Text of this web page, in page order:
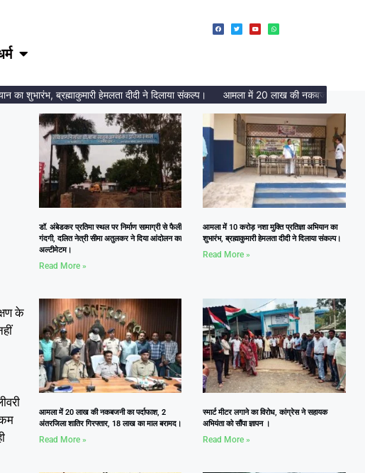
ब्रह्माकुमारी हेमलता दीदी ने दिलाया संकल्प। आमला में 20 लाख की नकबजनी का पर्दाफाश,
के
डॉ. अंबेडकर प्रतिमा स्थल पर निर्माण सामाग्री से फैली
गंदगी, दलित नेत्री सीमा अतुलकर ने दिया आंदोलन का
अल्टीमेटम।
Read More »
आमला में 10 करोड़ नशा मुक्ति प्रतिज्ञा अभियान का
शुभारंभ, ब्रह्माकुमारी हेमलता दीदी ने दिलाया संकल्प।
Read More »
आमला में 20 लाख की नकबजनी का पर्दाफाश, 2
अंतरजिला शातिर गिरफ्तार, 18 लाख का माल बरामद।
Read More »
स्मार्ट मीटर लगाने का विरोध, कांग्रेस ने सहायक
अभियंता को सौंपा ज्ञापन ।
Read More »